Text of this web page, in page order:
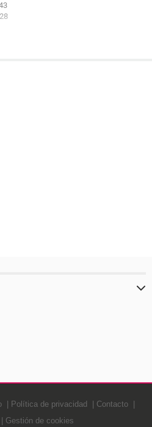
Política de privacidad
Contacto
Gestión de cookies